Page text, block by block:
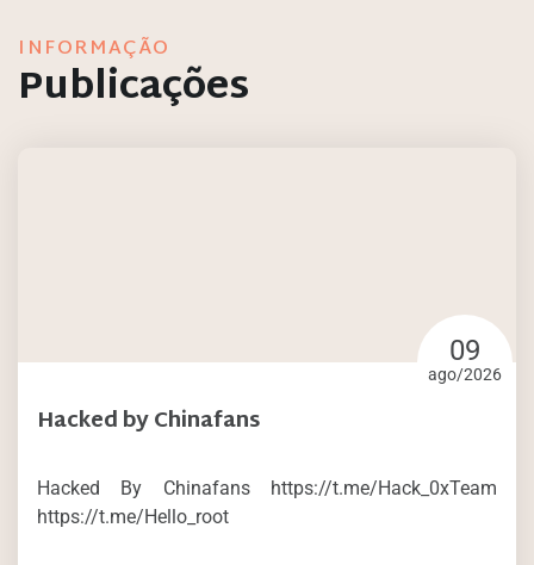
INFORMAÇÃO
Publicações
09
ago/2026
Hacked by Chinafans
Hacked By Chinafans https://t.me/Hack_0xTeam
https://t.me/Hello_root